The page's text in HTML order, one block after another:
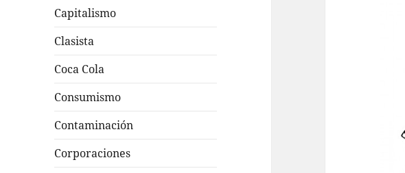
Capitalismo
Clasista
Coca Cola
Consumismo
Contaminación
Corporaciones